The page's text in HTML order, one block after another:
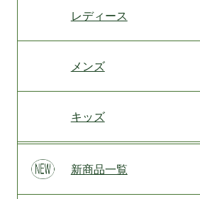
レディース
メンズ
キッズ
新商品一覧